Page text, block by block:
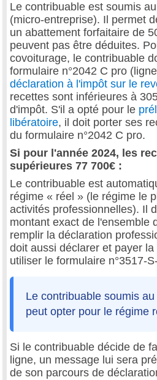
Le contribuable est soumis au
(micro-entreprise). Il permet
un abattement forfaitaire de
peuvent pas être déduites.
covoiturage, le contribuable
formulaire n°2042 C pro
déclaration à l'impôt sur le
recettes sont inférieures à
d'impôt. S'il a opté pour le
libératoire, il doit porter ses
du formulaire n°2042 C pro.
Si pour l'année 2024, les
supérieures 77 700€ :
Le contribuable est
régime « réel » (le régime le
activités professionnelles). Il
montant exact de l'ensemble
remplir la déclaration
doit aussi déclarer et payer
utiliser le formulaire n°3517-
Le contribuable soumis
peut opter pour le régime
Si le contribuable décide de
ligne, un message lui sera
de son parcours de